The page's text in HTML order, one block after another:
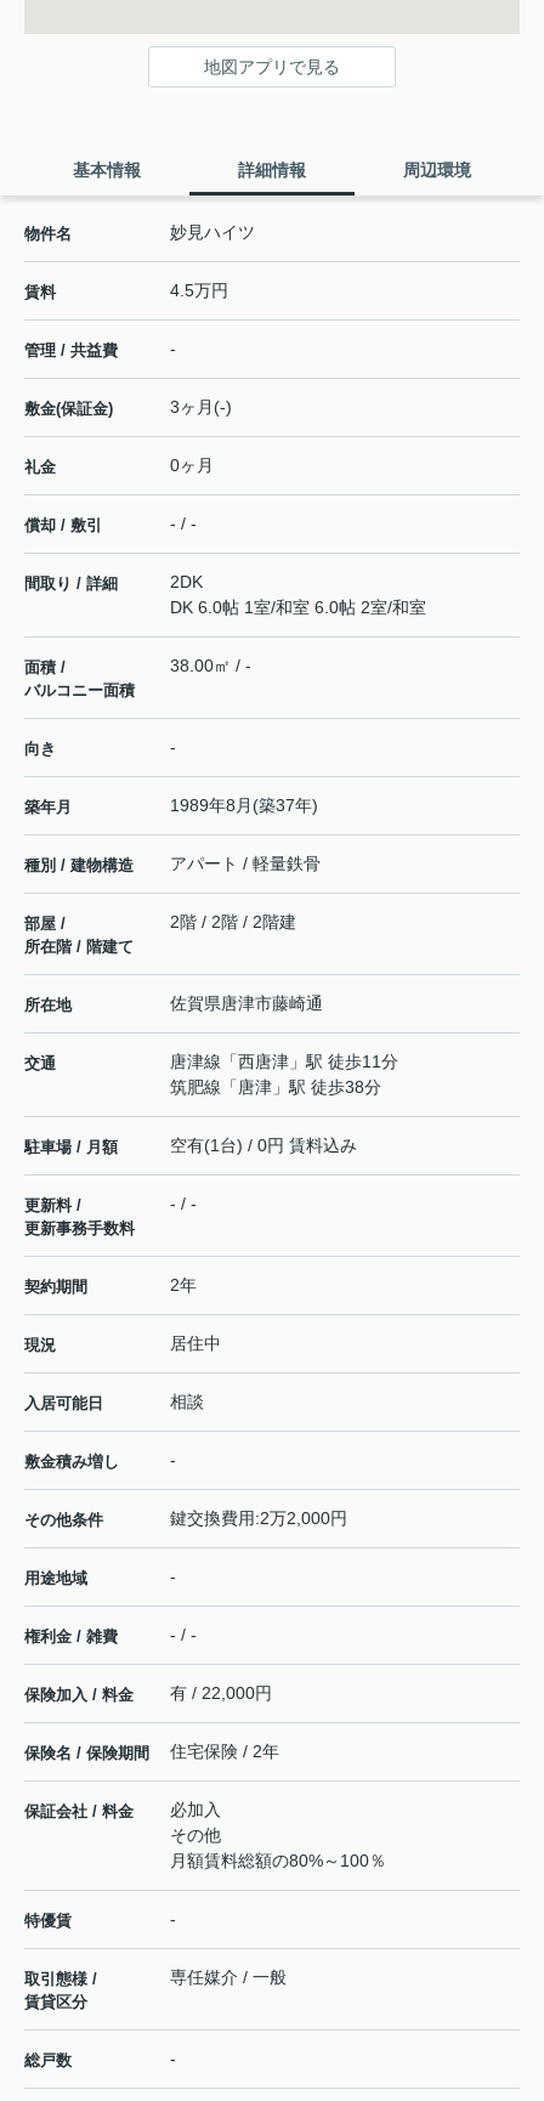
地図アプリで見る
基本情報 詳細情報 周辺環境
物件名 妙見ハイツ
賃料 4.5万円
管理 / 共益費 -
敷金(保証金) 3ヶ月(-)
礼金 0ヶ月
償却 / 敷引 - / -
間取り / 詳細
2DK
DK 6.0帖 1室/和室 6.0帖 2室/和室
面積 /
バルコニー面積
38.00㎡ / -
向き -
築年月 1989年8月(築37年)
種別 / 建物構造 アパート / 軽量鉄骨
部屋 /
所在階 / 階建て
2階 / 2階 / 2階建
所在地 佐賀県唐津市藤崎通
交通 唐津線 「西唐津 」駅 徒歩11分
筑肥線 「 唐津 」駅 徒歩38分
駐車場 / 月額 空有(1台) / 0円 賃料込み
更新料 /
更新事務手数料
- / -
契約期間 2年
現況 居住中
入居可能日 相談
敷金積み増し -
その他条件 鍵交換費用:2万2,000円
用途地域 -
権利金 / 雑費 - / -
保険加入 / 料金 有 / 22,000円
保険名 / 保険期間 住宅保険 / 2年
保証会社 / 料金
必加入
その他
月額賃料総額の80%～100％
特優賃 -
取引態様 /
賃貸区分
専任媒介 / 一般
総戸数 -